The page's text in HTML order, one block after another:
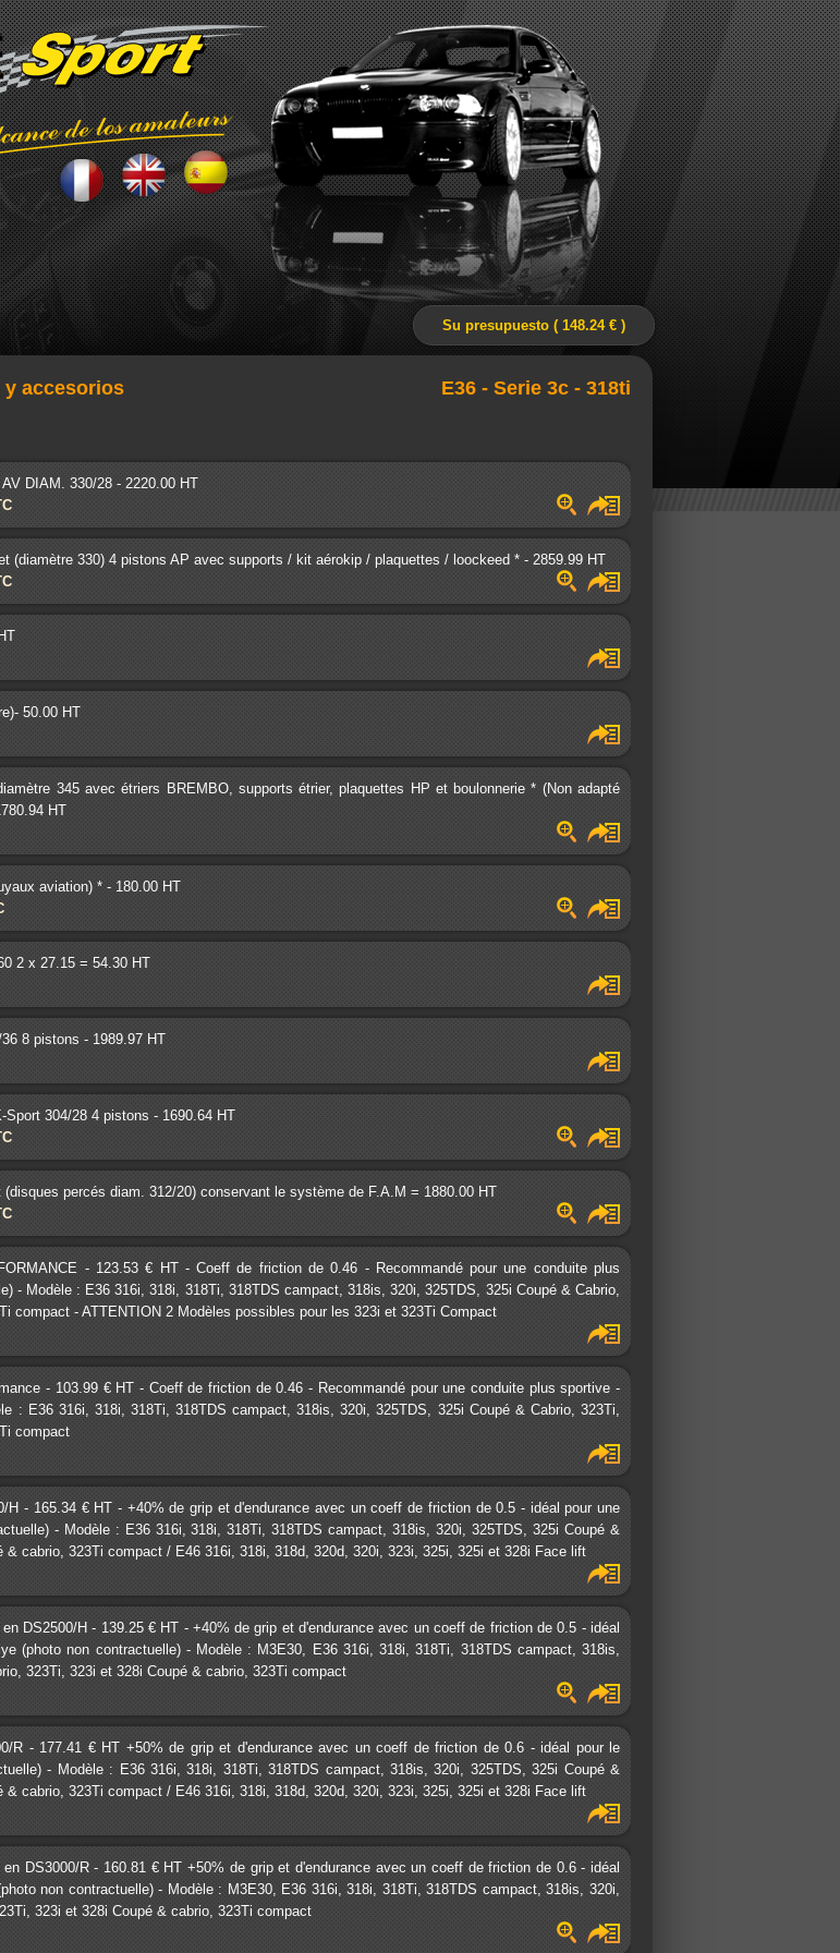
E36 - Serie 3c - 318ti
y accesorios
Su presupuesto ( 148.24 € )
DIAM. 330/28 - 2220.00 HT
(diamètre 330) 4 pistons AP avec supports / kit aérokip / plaquettes / loockeed * - 2859.99 HT
50.00 HT
345 avec étriers BREMBO, supports étrier, plaquettes HP et boulonnerie * (Non adapté
HT
aviation) * - 180.00 HT
2 x 27.15 = 54.30 HT
8 pistons - 1989.97 HT
Sport 304/28 4 pistons - 1690.64 HT
percés diam. 312/20) conservant le système de F.A.M = 1880.00 HT
- 123.53 € HT - Coeff de friction de 0.46 - Recommandé pour une conduite plus
- Modèle : E36 316i, 318i, 318Ti, 318TDS campact, 318is, 320i, 325TDS, 325i Coupé & Cabrio,
compact - ATTENTION 2 Modèles possibles pour les 323i et 323Ti Compact
- 103.99 € HT - Coeff de friction de 0.46 - Recommandé pour une conduite plus sportive -
: E36 316i, 318i, 318Ti, 318TDS campact, 318is, 320i, 325TDS, 325i Coupé & Cabrio, 323Ti,
compact
H - 165.34 € HT - +40% de grip et d'endurance avec un coeff de friction de 0.5 - idéal pour une
- Modèle : E36 316i, 318i, 318Ti, 318TDS campact, 318is, 320i, 325TDS, 325i Coupé &
& cabrio, 323Ti compact / E46 316i, 318i, 318d, 320d, 320i, 323i, 325i, 325i et 328i Face lift
DS2500/H - 139.25 € HT - +40% de grip et d'endurance avec un coeff de friction de 0.5 - idéal
(photo non contractuelle) - Modèle : M3E30, E36 316i, 318i, 318Ti, 318TDS campact, 318is,
323Ti, 323i et 328i Coupé & cabrio, 323Ti compact
R - 177.41 € HT +50% de grip et d'endurance avec un coeff de friction de 0.6 - idéal pour le
- Modèle : E36 316i, 318i, 318Ti, 318TDS campact, 318is, 320i, 325TDS, 325i Coupé &
& cabrio, 323Ti compact / E46 316i, 318i, 318d, 320d, 320i, 323i, 325i, 325i et 328i Face lift
DS3000/R - 160.81 € HT +50% de grip et d'endurance avec un coeff de friction de 0.6 - idéal
non contractuelle) - Modèle : M3E30, E36 316i, 318i, 318Ti, 318TDS campact, 318is, 320i,
323i et 328i Coupé & cabrio, 323Ti compact